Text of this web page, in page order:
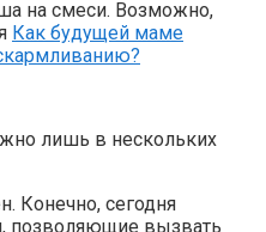
на смеси. Возможно,
Как будущей маме
лишь в нескольких
Конечно, сегодня
позволяющие вызвать